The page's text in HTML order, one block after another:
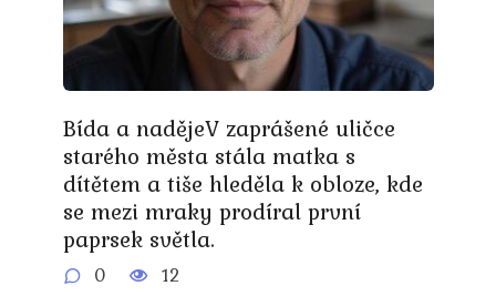
Bída a nadějeV zaprášené uličce
starého města stála matka s
dítětem a tiše hleděla k obloze, kde
se mezi mraky prodíral první
paprsek světla.
0 12